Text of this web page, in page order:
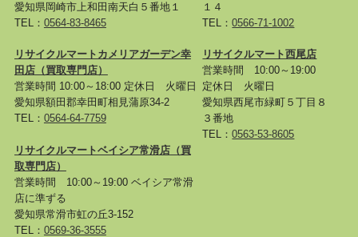
愛知県岡崎市上和田南天白５番地１
TEL： 0564-83-8465
リサイクルマートカメリアガーデン幸
田店（買取専門店）
営業時間 10:00～18:00 定休日 火曜日
愛知県額田郡幸田町相見蒲原34-2
TEL： 0564-64-7759
リサイクルマートベイシア常滑店（買
取専門店）
営業時間 10:00～19:00 ベイシア常滑
店に準ずる
愛知県常滑市虹の丘3-152
TEL： 0569-36-3555
１４
TEL：0566-71-1002
リサイクルマート西尾店
営業時間 10:00～19:00
定休日 火曜日
愛知県西尾市緑町５丁目８
３番地
TEL：0563-53-8605